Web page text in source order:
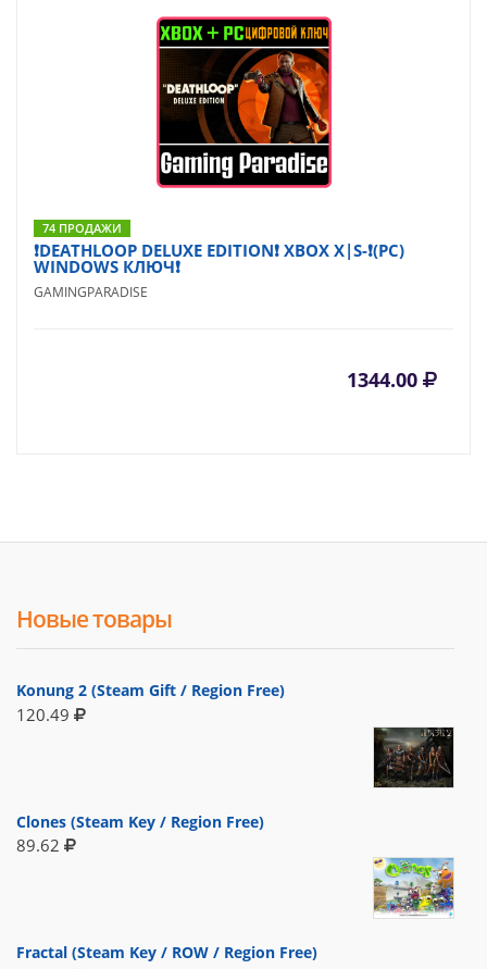
74 ПРОДАЖИ
❗DEATHLOOP DELUXE EDITION❗ XBOX X|S-❗(PC)
WINDOWS КЛЮЧ❗
GAMINGPARADISE
1344.00
Новые товары
Konung 2 (Steam Gift / Region Free)
120.49
Clones (Steam Key / Region Free)
89.62
Fractal (Steam Key / ROW / Region Free)